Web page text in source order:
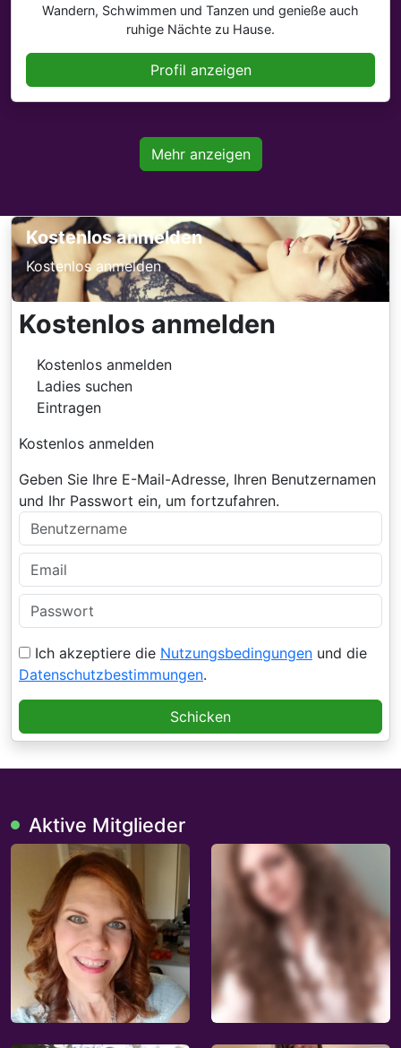
Wandern, Schwimmen und Tanzen und genieße auch
ruhige Nächte zu Hause.
Profil anzeigen
Mehr anzeigen
Kostenlos anmelden
Kostenlos anmelden
Kostenlos anmelden
Kostenlos anmelden
Ladies suchen
Eintragen
Kostenlos anmelden
Geben Sie Ihre E-Mail-Adresse, Ihren Benutzernamen
und Ihr Passwort ein, um fortzufahren.
Ich akzeptiere die Nutzungsbedingungen und die
Datenschutzbestimmungen.
Schicken
Aktive Mitglieder